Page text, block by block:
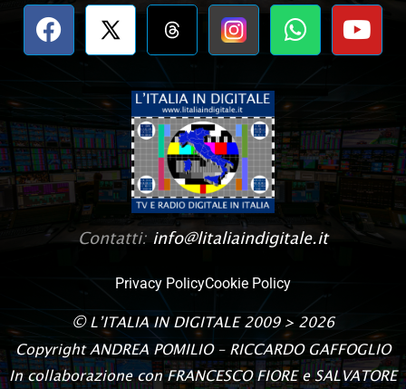
Contatti: info@litaliaindigitale.it
Privacy PolicyCookie Policy
© L’ITALIA IN DIGITALE2009 > 2026
Copyright ANDREA POMILIO – RICCARDO GAFFOGLIO
In collaborazione con FRANCESCO FIORE e SALVATORE